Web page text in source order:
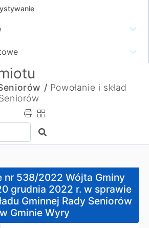
/ Powołanie i skład
Szukaj
2022 Wójta Gminy Wyry z dnia 20
nr 538/2022 Wójta Gminy
grudnia 2022 r. w sprawie
Gminnej Rady Seniorów
w Gminie Wyry